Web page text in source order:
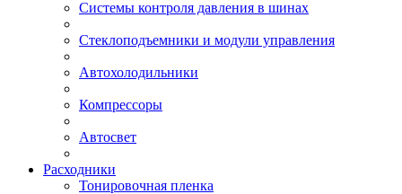
Системы контроля давления в шинах
Стеклоподъемники и модули управления
Автохолодильники
Компрессоры
Автосвет
Расходники
Тонировочная пленка